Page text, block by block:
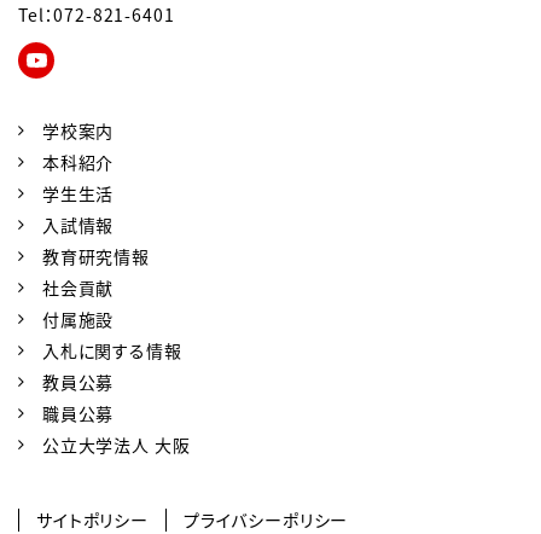
Tel：072-821-6401
学校案内
本科紹介
学生生活
入試情報
教育研究情報
社会貢献
付属施設
入札に関する情報
教員公募
職員公募
公立大学法人 大阪
サイトポリシー
プライバシーポリシー